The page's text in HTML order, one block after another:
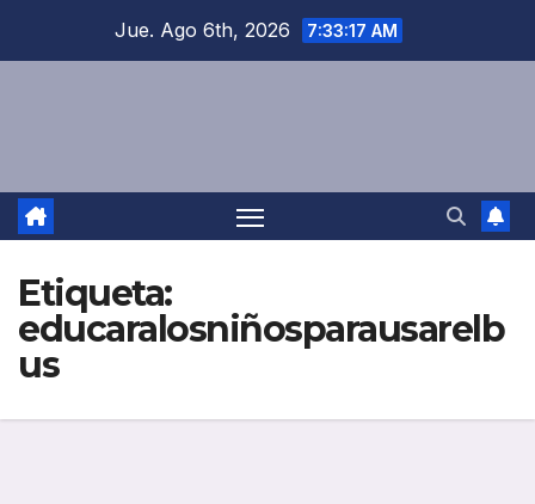
Jue. Ago 6th, 2026 7:33:17 AM
Etiqueta:
educaralosniñosparausarelb
us